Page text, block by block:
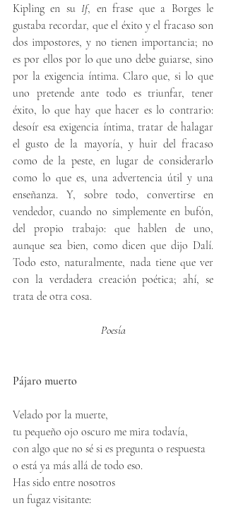
Kipling en su If, en frase que a Borges le
gustaba recordar, que el éxito y el fracaso son
dos impostores, y no tienen importancia; no
es por ellos por lo que uno debe guiarse, sino
por la exigencia íntima. Claro que, si lo que
uno pretende ante todo es triunfar, tener
éxito, lo que hay que hacer es lo contrario:
desoír esa exigencia íntima, tratar de halagar
el gusto de la mayoría, y huir del fracaso
como de la peste, en lugar de considerarlo
como lo que es, una advertencia útil y una
enseñanza. Y, sobre todo, convertirse en
vendedor, cuando no simplemente en bufón,
del propio trabajo: que hablen de uno,
aunque sea bien, como dicen que dijo Dalí.
Todo esto, naturalmente, nada tiene que ver
con la verdadera creación poética; ahí, se
trata de otra cosa.
Poesía
Pájaro muerto
Velado por la muerte,
tu pequeño ojo oscuro me mira todavía,
con algo que no sé si es pregunta o respuesta
o está ya más allá de todo eso.
Has sido entre nosotros
un fugaz visitante: